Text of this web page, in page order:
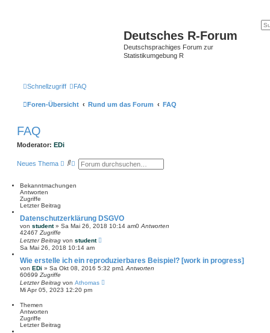
Deutsches R-Forum
Deutschsprachiges Forum zur
Statistikumgebung R
Schnellzugriff FAQ
Foren-Übersicht Rund um das Forum FAQ
FAQ
Moderator: EDi
Neues Thema
S
h
E
e
t
e
u
c
e
Bekanntmachungen
Antworten
Zugriffe
Letzter Beitrag
Datenschutzerklärung DSGVO
von student» Sa Mai 26, 2018 10:14 am0 Antworten
42467 Zugriffe
Letzter Beitrag von student
Sa Mai 26, 2018 10:14 am
Wie erstelle ich ein reproduzierbares Beispiel? [work in progress]
von EDi » Sa Okt 08, 2016 5:32 pm1 Antworten
60699 Zugriffe
Letzter Beitrag von Athomas
Mi Apr 05, 2023 12:20 pm
Themen
Antworten
Zugriffe
Letzter Beitrag